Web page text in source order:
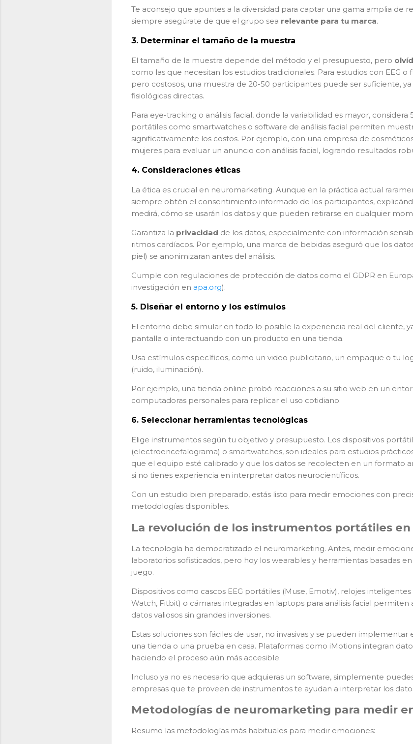
Te aconsejo que apuntes a la diversidad para captar una gama amplia de
siempre asegúrate de que el grupo sea relevante para tu marca.
3. Determinar el tamaño de la muestra
El tamaño de la muestra depende del método y el presupuesto, pero
como las que necesitan los estudios tradicionales. Para estudios con EEG o
pero costosos, una muestra de 20-50 participantes puede ser suficiente,
fisiológicas directas.
Para eye-tracking o análisis facial, donde la variabilidad es mayor,
portátiles como smartwatches o software de análisis facial permiten
significativamente los costos. Por ejemplo, con una empresa de
mujeres para evaluar un anuncio con análisis facial, logrando resultados
4. Consideraciones éticas
La ética es crucial en neuromarketing. Aunque en la práctica actual
siempre obtén el consentimiento informado de los participantes,
medirá, cómo se usarán los datos y que pueden retirarse en cualquier
Garantiza la privacidad de los datos, especialmente con información
ritmos cardíacos. Por ejemplo, una marca de bebidas aseguró que los
piel) se anonimizaran antes del análisis.
Cumple con regulaciones de protección de datos como el GDPR en
investigación en apa.org).
5. Diseñar el entorno y los estímulos
El entorno debe simular en todo lo posible la experiencia real del cliente,
pantalla o interactuando con un producto en una tienda.
Usa estímulos específicos, como un video publicitario, un empaque o tu
(ruido, iluminación).
Por ejemplo, una tienda online probó reacciones a su sitio web en un
computadoras personales para replicar el uso cotidiano.
6. Seleccionar herramientas tecnológicas
Elige instrumentos según tu objetivo y presupuesto. Los dispositivos
(electroencefalograma) o smartwatches, son ideales para estudios
que el equipo esté calibrado y que los datos se recolecten en un formato
si no tienes experiencia en interpretar datos neurocientíficos.
Con un estudio bien preparado, estás listo para medir emociones con
metodologías disponibles.
La revolución de los instrumentos portátiles
La tecnología ha democratizado el neuromarketing. Antes, medir
laboratorios sofisticados, pero hoy los wearables y herramientas basadas
juego.
Dispositivos como cascos EEG portátiles (Muse, Emotiv), relojes
Watch, Fitbit) o cámaras integradas en laptops para análisis facial
datos valiosos sin grandes inversiones.
Estas soluciones son fáciles de usar, no invasivas y se pueden
una tienda o una prueba en casa. Plataformas como iMotions integran
haciendo el proceso aún más accesible.
Incluso ya no es necesario que adquieras un software, simplemente
empresas que te proveen de instrumentos te ayudan a interpretar los
Metodologías de neuromarketing para medir
Resumo las metodologías más habituales para medir emociones: